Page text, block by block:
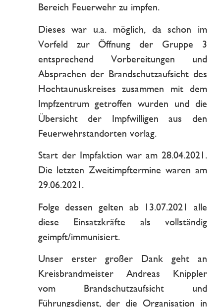
Bereich Feuerwehr zu impfen.
Dieses war u.a. möglich, da schon im
Vorfeld zur Öffnung der Gruppe 3
entsprechend Vorbereitungen und
Absprachen der Brandschutzaufsicht des
Hochtaunuskreises zusammen mit dem
Impfzentrum getroffen wurden und die
Übersicht der Impfwilligen aus den
Feuerwehrstandorten vorlag.
Start der Impfaktion war am 28.04.2021.
Die letzten Zweitimpftermine waren am
29.06.2021.
Folge dessen gelten ab 13.07.2021 alle
diese Einsatzkräfte als vollständig
geimpft/immunisiert.
Unser erster großer Dank geht an
Kreisbrandmeister Andreas Knippler
vom Brandschutzaufsicht und
Führungsdienst, der die Organisation in